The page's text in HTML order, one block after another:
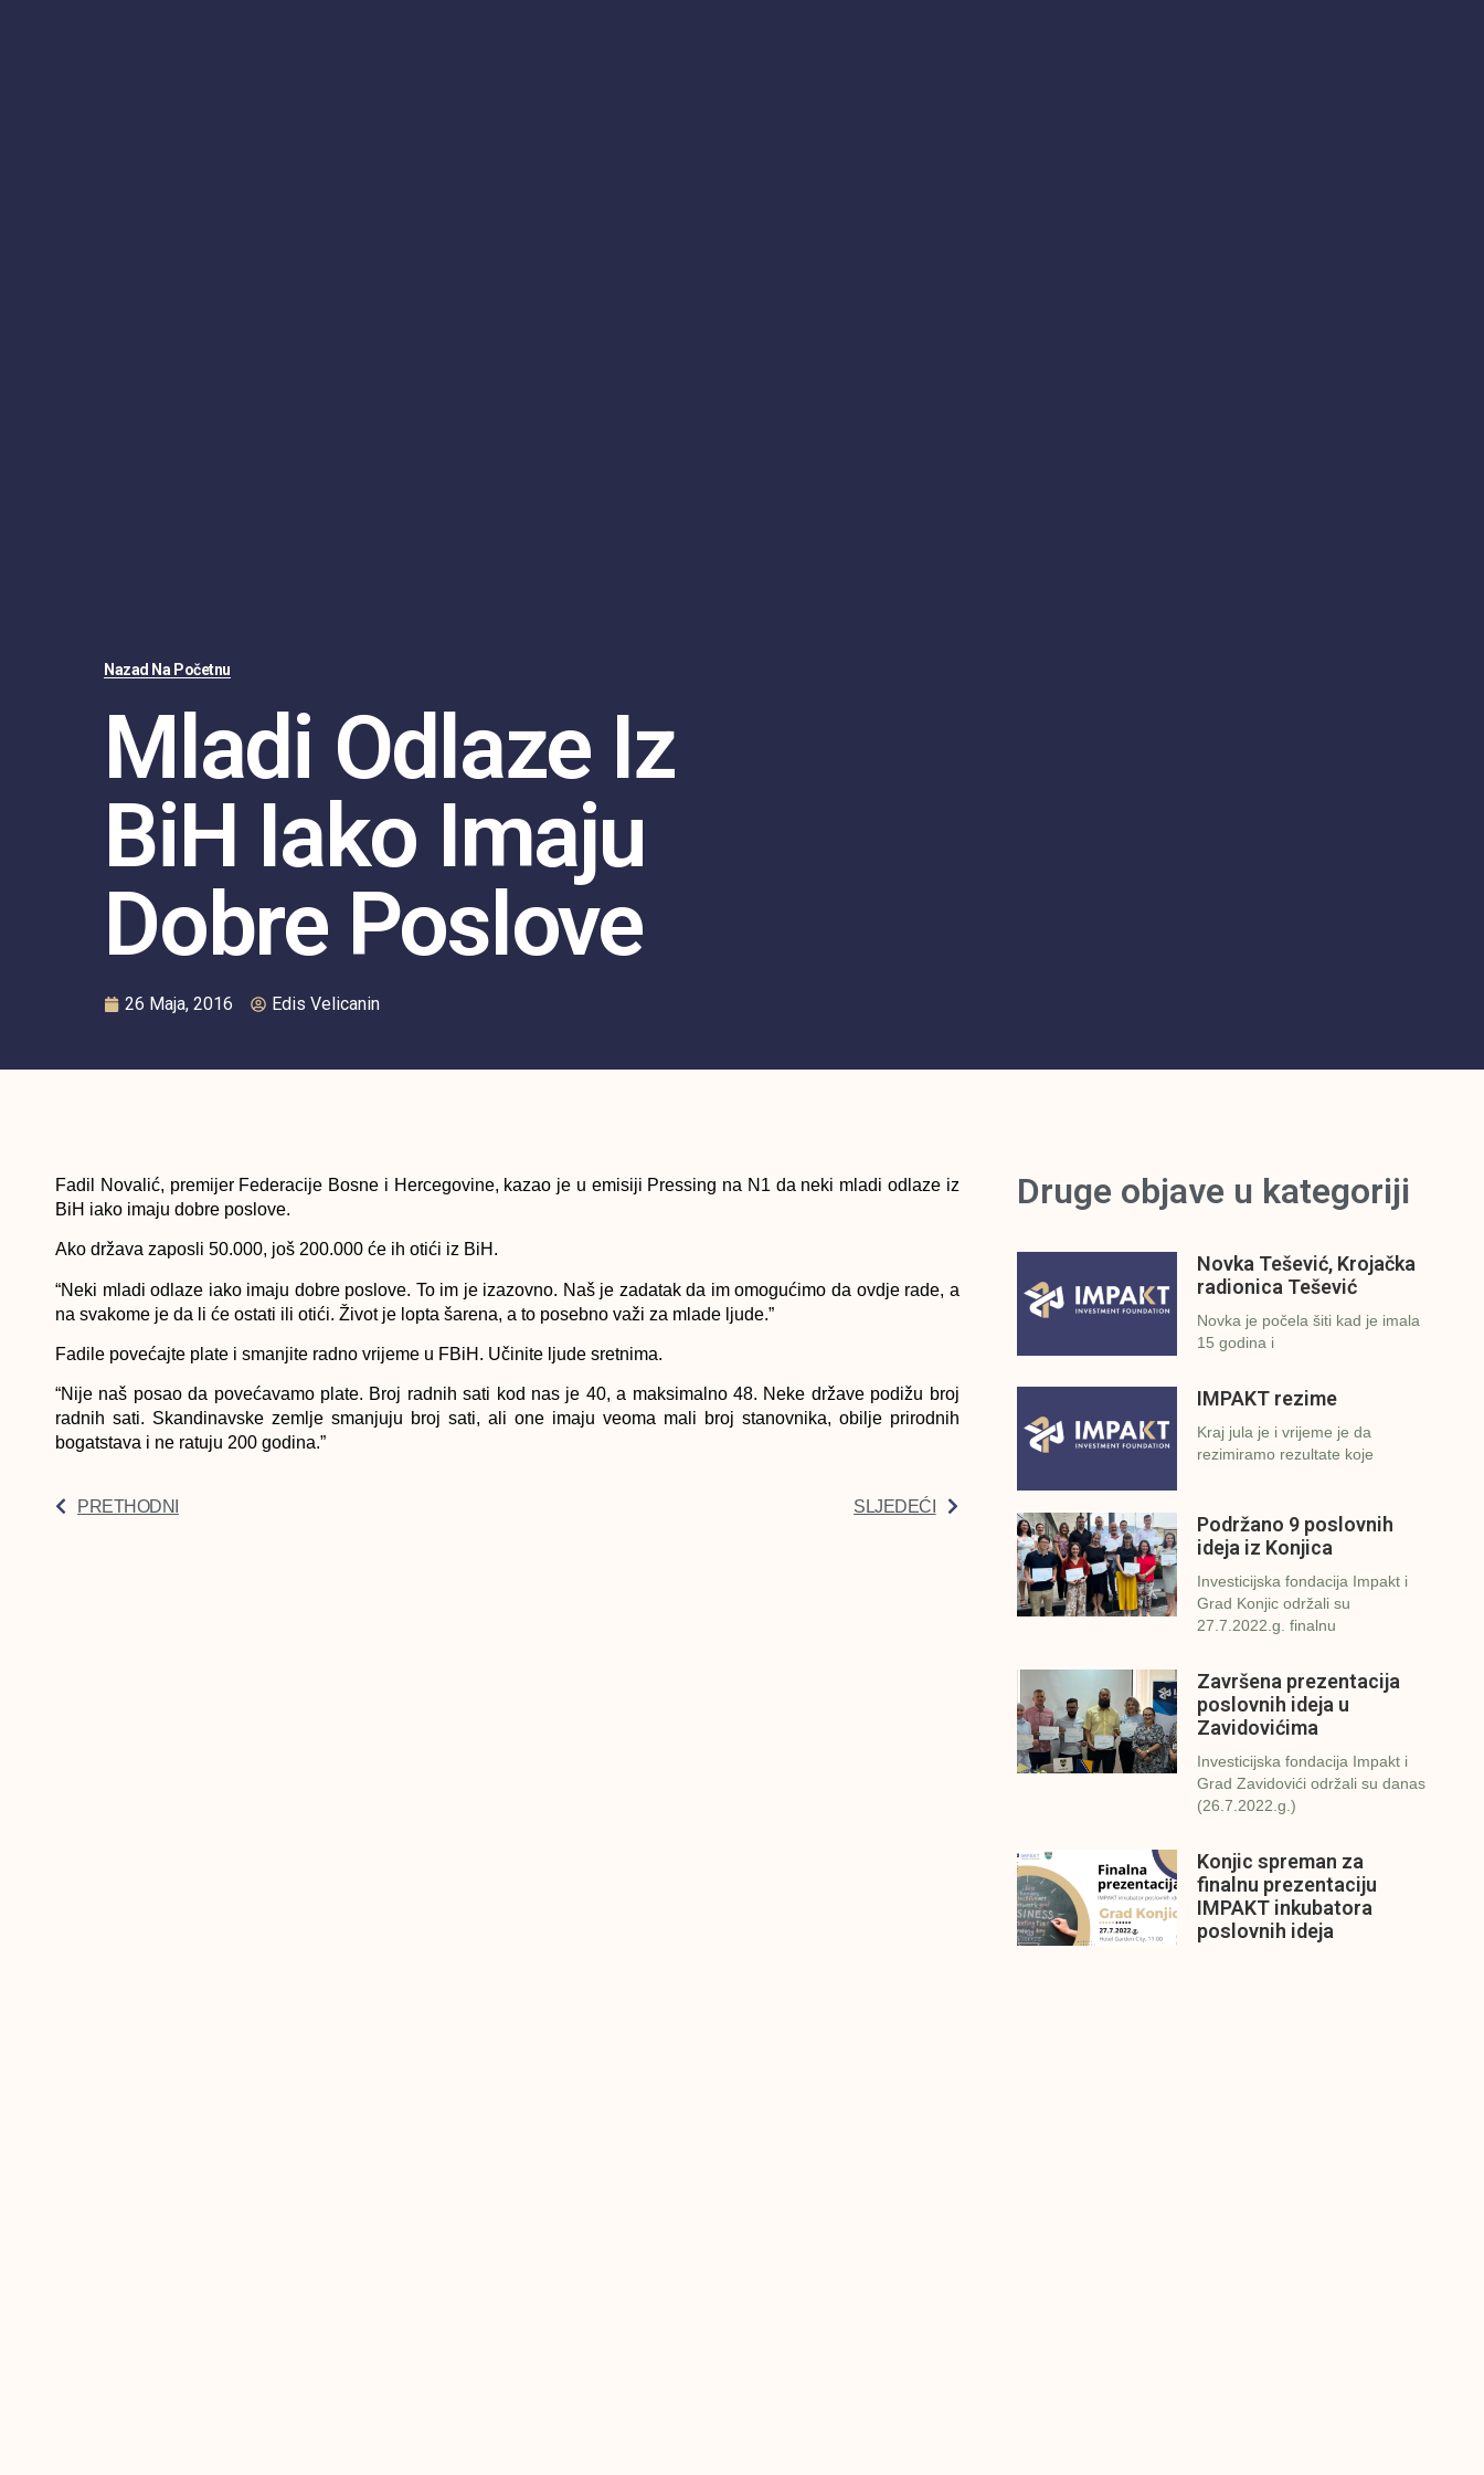
Nazad Na Početnu
Mladi Odlaze Iz
BiH Iako Imaju
Dobre Poslove
26 Maja, 2016 Edis Velicanin
Fadil Novalić, premijer Federacije Bosne i Hercegovine, kazao je u emisiji Pressing na N1 da neki mladi odlaze iz
BiH iako imaju dobre poslove.
Ako država zaposli 50.000, još 200.000 će ih otići iz BiH.
“Neki mladi odlaze iako imaju dobre poslove. To im je izazovno. Naš je zadatak da im omogućimo da ovdje rade, a
na svakome je da li će ostati ili otići. Život je lopta šarena, a to posebno važi za mlade ljude.”
Fadile povećajte plate i smanjite radno vrijeme u FBiH. Učinite ljude sretnima.
“Nije naš posao da povećavamo plate. Broj radnih sati kod nas je 40, a maksimalno 48. Neke države podižu broj
radnih sati. Skandinavske zemlje smanjuju broj sati, ali one imaju veoma mali broj stanovnika, obilje prirodnih
bogatstava i ne ratuju 200 godina.”
PRETHODNI SLJEDEĆI
Druge objave u kategoriji
Novka Tešević, Krojačka
radionica Tešević
Novka je počela šiti kad je imala
15 godina i
IMPAKT rezime
Kraj jula je i vrijeme je da
rezimiramo rezultate koje
Podržano 9 poslovnih
ideja iz Konjica
Investicijska fondacija Impakt i
Grad Konjic održali su
27.7.2022.g. finalnu
Završena prezentacija
poslovnih ideja u
Zavidovićima
Investicijska fondacija Impakt i
Grad Zavidovići održali su danas
(26.7.2022.g.)
Konjic spreman za
finalnu prezentaciju
IMPAKT inkubatora
poslovnih ideja